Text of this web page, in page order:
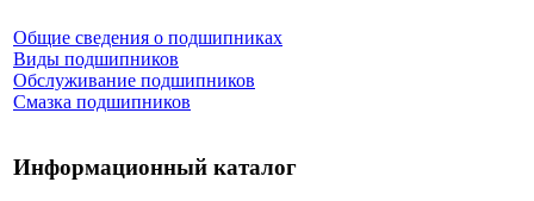
Общие сведения о подшипниках
Виды подшипников
Обслуживание подшипников
Смазка подшипников
Информационный каталог